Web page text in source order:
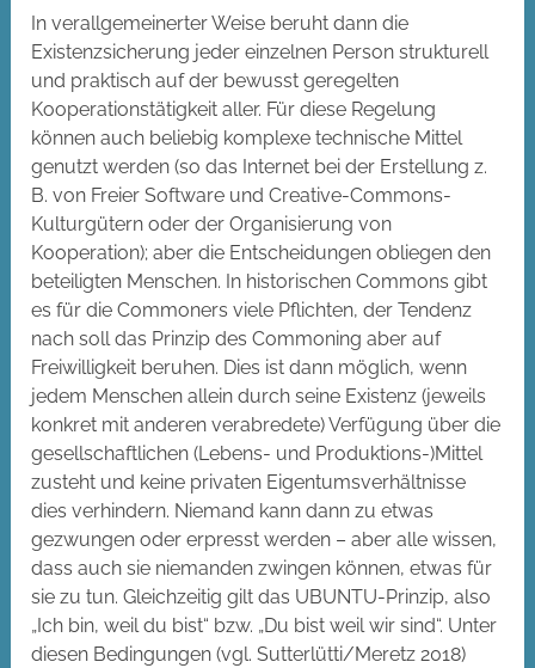
In verallgemeinerter Weise beruht dann die
Existenzsicherung jeder einzelnen Person strukturell
und praktisch auf der bewusst geregelten
Kooperationstätigkeit aller. Für diese Regelung
können auch beliebig komplexe technische Mittel
genutzt werden (so das Internet bei der Erstellung z.
B. von Freier Software und Creative-Commons-
Kulturgütern oder der Organisierung von
Kooperation); aber die Entscheidungen obliegen den
beteiligten Menschen. In historischen Commons gibt
es für die Commoners viele Pflichten, der Tendenz
nach soll das Prinzip des Commoning aber auf
Freiwilligkeit beruhen. Dies ist dann möglich, wenn
jedem Menschen allein durch seine Existenz (jeweils
konkret mit anderen verabredete) Verfügung über die
gesellschaftlichen (Lebens- und Produktions-)Mittel
zusteht und keine privaten Eigentumsverhältnisse
dies verhindern. Niemand kann dann zu etwas
gezwungen oder erpresst werden – aber alle wissen,
dass auch sie niemanden zwingen können, etwas für
sie zu tun. Gleichzeitig gilt das UBUNTU-Prinzip, also
„Ich bin, weil du bist“ bzw. „Du bist weil wir sind“. Unter
diesen Bedingungen (vgl. Sutterlütti/Meretz 2018)